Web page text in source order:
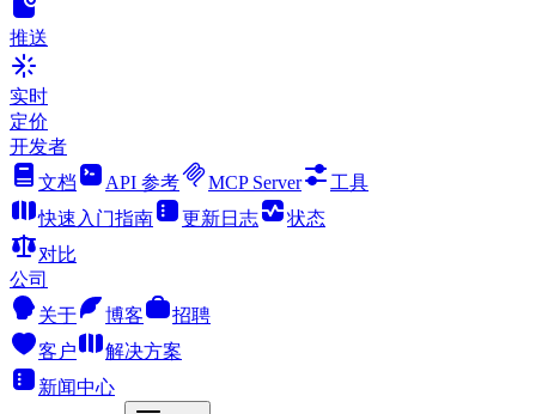
推送
实时
定价
开发者
文档
API 参考 MCP Server
工具
快速入门指南
更新日志
状态
对比
公司
关于
博客
招聘
客户
解决方案
新闻中心